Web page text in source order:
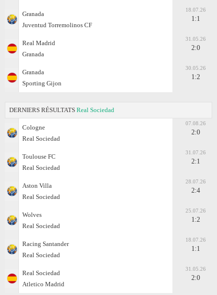
Granada
Juventud Torremolinos CF
18.07.26
1:1
Real Madrid
Granada
31.05.26
2:0
Granada
Sporting Gijon
30.05.26
1:2
DERNIERS RÉSULTATS Real Sociedad
Cologne
Real Sociedad
07.08.26
2:0
Toulouse FC
Real Sociedad
31.07.26
2:1
Aston Villa
Real Sociedad
28.07.26
2:4
Wolves
Real Sociedad
25.07.26
1:2
Racing Santander
Real Sociedad
18.07.26
1:1
Real Sociedad
Atletico Madrid
31.05.26
2:0